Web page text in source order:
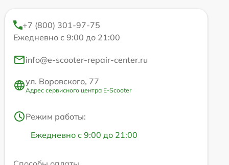
+7 (800) 301-97-75
Ежедневно с 9:00 до 21:00
info@e-scooter-repair-center.ru
ул. Воровского, 77
Адрес сервисного центра E-Scooter
Режим работы:
Ежедневно с 9:00 до 21:00